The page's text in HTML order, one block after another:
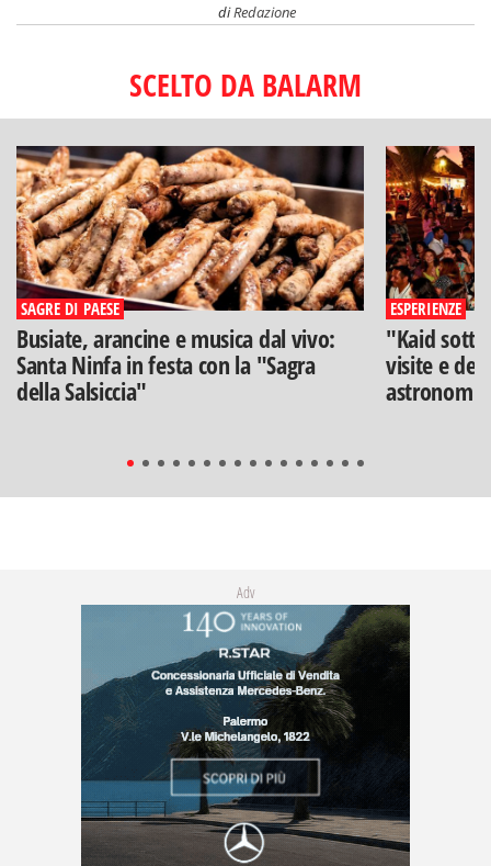
diRedazione
SCELTO DA BALARM
SAGRE DI PAESE
Busiate, arancine e musica dal vivo:
Santa Ninfa in festa con la "Sagra
della Salsiccia"
ESPERIENZE
"Kaid
visite e
astronomia
Adv